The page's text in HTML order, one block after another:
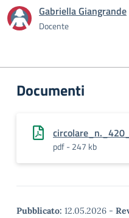
Gabriella Giangrande
Docente
Documenti
pdf - 247 kb
Pubblicato: 12.05.2026 -